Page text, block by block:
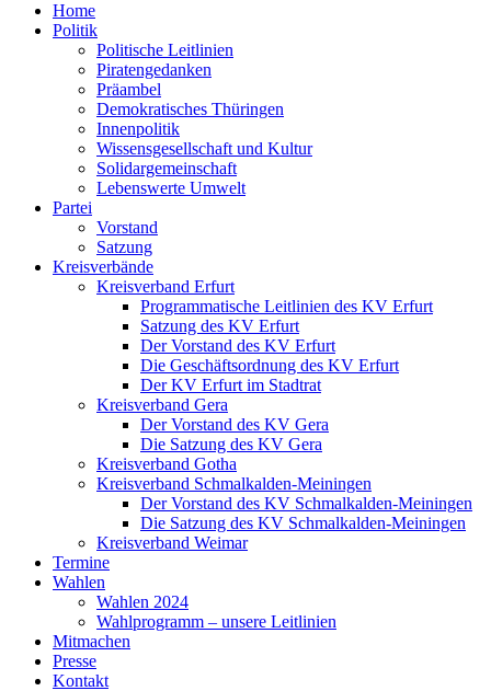
Home
Politik
Politische Leitlinien
Piratengedanken
Präambel
Demokratisches Thüringen
Innenpolitik
Wissensgesellschaft und Kultur
Solidargemeinschaft
Lebenswerte Umwelt
Partei
Vorstand
Satzung
Kreisverbände
Kreisverband Erfurt
Programmatische Leitlinien des KV Erfurt
Satzung des KV Erfurt
Der Vorstand des KV Erfurt
Die Geschäftsordnung des KV Erfurt
Der KV Erfurt im Stadtrat
Kreisverband Gera
Der Vorstand des KV Gera
Die Satzung des KV Gera
Kreisverband Gotha
Kreisverband Schmalkalden-Meiningen
Der Vorstand des KV Schmalkalden-Meiningen
Die Satzung des KV Schmalkalden-Meiningen
Kreisverband Weimar
Termine
Wahlen
Wahlen 2024
Wahlprogramm – unsere Leitlinien
Mitmachen
Presse
Kontakt